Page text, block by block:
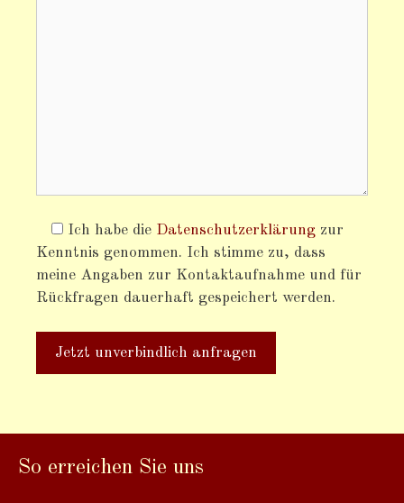
Ich habe die Datenschutzerklärung zur
Kenntnis genommen. Ich stimme zu, dass
meine Angaben zur Kontaktaufnahme und für
Rückfragen dauerhaft gespeichert werden.
l
e
So erreichen Sie uns